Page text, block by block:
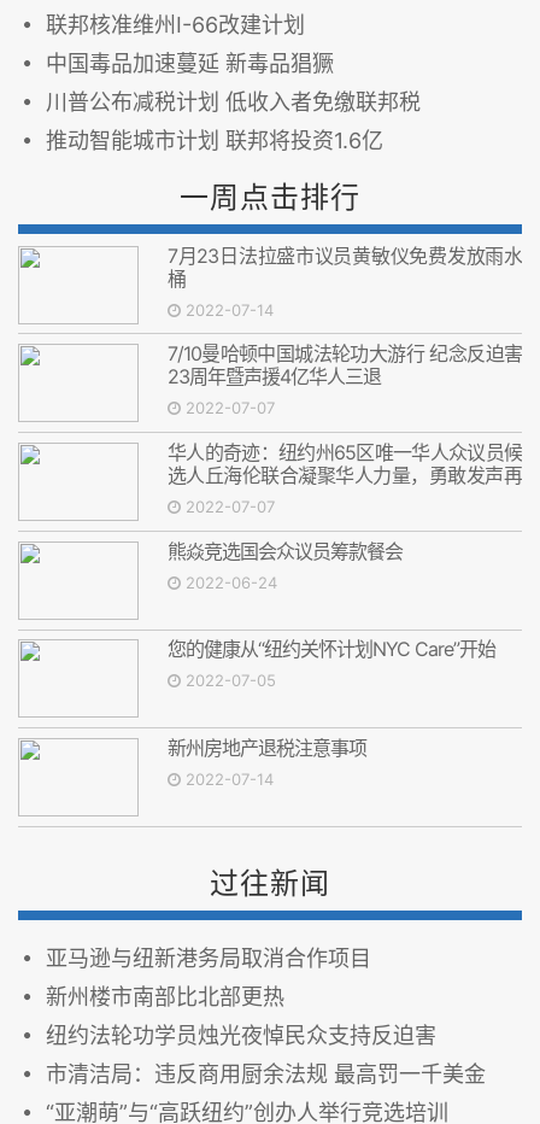
联邦核准维州I-66改建计划
中国毒品加速蔓延 新毒品猖獗
川普公布减税计划 低收入者免缴联邦税
推动智能城市计划 联邦将投资1.6亿
一周点击排行
7月23日法拉盛市议员黄敏仪免费发放雨水
桶
2022-07-14
7/10曼哈顿中国城法轮功大游行 纪念反迫害
23周年暨声援4亿华人三退
2022-07-07
华人的奇迹：纽约州65区唯一华人众议员候
选人丘海伦联合凝聚华人力量，勇敢发声再
次减免两个游民所
2022-07-07
熊焱竞选国会众议员筹款餐会
2022-06-24
您的健康从“纽约关怀计划NYC Care”开始
2022-07-05
新州房地产退税注意事项
2022-07-14
过往新闻
亚马逊与纽新港务局取消合作项目
新州楼市南部比北部更热
纽约法轮功学员烛光夜悼民众支持反迫害
市清洁局：违反商用厨余法规 最高罚一千美金
“亚潮萌”与“高跃纽约”创办人举行竞选培训